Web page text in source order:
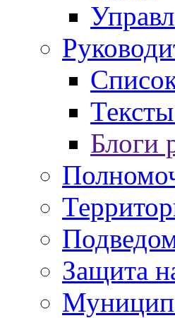
Блоги
Защита